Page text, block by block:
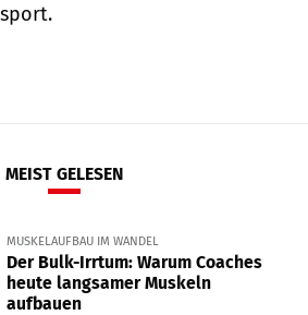
MEIST GELESEN
MUSKELAUFBAU IM WANDEL
Der Bulk-Irrtum: Warum Coaches
heute langsamer Muskeln
aufbauen